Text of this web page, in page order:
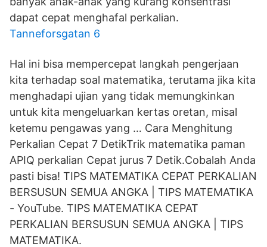
dapat cepat menghafal perkalian.
Tanneforsgatan 6
Hal ini bisa mempercepat langkah pengerjaan
kita terhadap soal matematika, terutama jika kita
menghadapi ujian yang tidak memungkinkan
untuk kita mengeluarkan kertas oretan, misal
ketemu pengawas yang … Cara Menghitung
Perkalian Cepat 7 DetikTrik matematika paman
APIQ perkalian Cepat jurus 7 Detik.Cobalah Anda
pasti bisa! TIPS MATEMATIKA CEPAT PERKALIAN
BERSUSUN SEMUA ANGKA | TIPS MATEMATIKA
- YouTube. TIPS MATEMATIKA CEPAT
PERKALIAN BERSUSUN SEMUA ANGKA | TIPS
MATEMATIKA.